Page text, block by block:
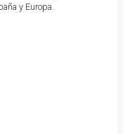
y Europa.